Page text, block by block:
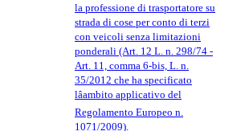
la professione di trasportatore su
strada di cose per conto di terzi
con veicoli senza limitazioni
ponderali (Art. 12 L. n. 298/74 -
Art. 11, comma 6-bis, L. n.
35/2012 che ha specificato
lâambito applicativo del
Regolamento Europeo n.
1071/2009).